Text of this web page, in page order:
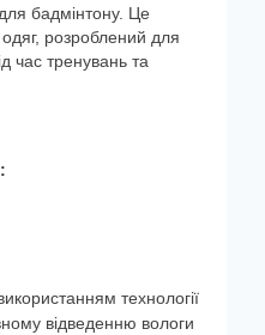
для бадмінтону. Це
розроблений для
час тренувань та
технології
відведенню вологи